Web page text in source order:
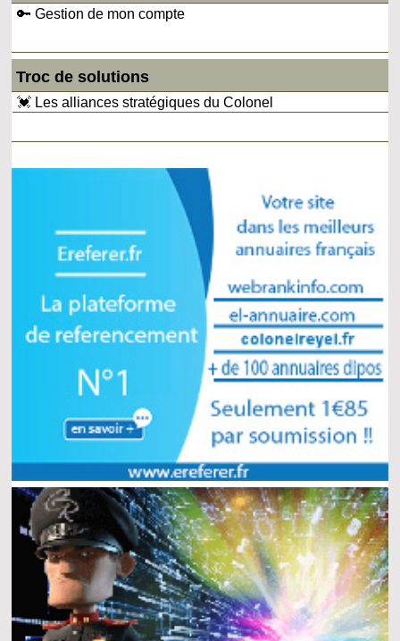
🔑 Gestion de mon compte
Troc de solutions
💓 Les alliances stratégiques du Colonel